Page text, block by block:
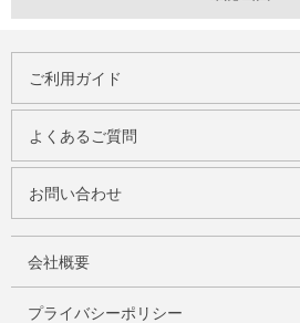
ご利用ガイド
よくあるご質問
お問い合わせ
会社概要
プライバシーポリシー